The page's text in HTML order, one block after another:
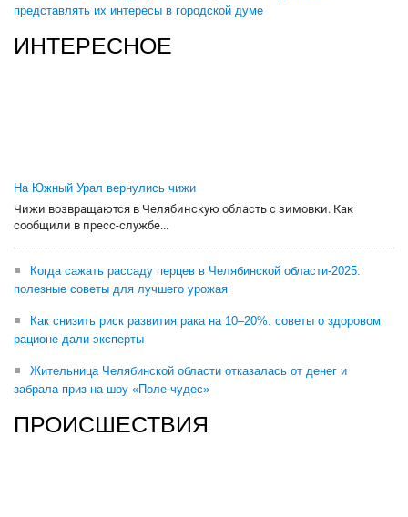
представлять их интересы в городской думе
ИНТЕРЕСНОЕ
На Южный Урал вернулись чижи
Чижи возвращаются в Челябинскую область с зимовки. Как
сообщили в пресс-службе...
Когда сажать рассаду перцев в Челябинской области-2025:
полезные советы для лучшего урожая
Как снизить риск развития рака на 10–20%: советы о здоровом
рационе дали эксперты
Жительница Челябинской области отказалась от денег и
забрала приз на шоу «Поле чудес»
ПРОИСШЕСТВИЯ